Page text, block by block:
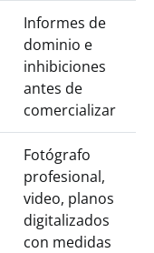
Informes de
dominio e
inhibiciones
antes de
comercializar
Fotógrafo
profesional,
video, planos
digitalizados
con medidas